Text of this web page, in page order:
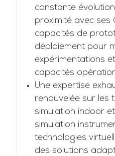
constante
proximité avec ses
capacités de
déploiement pour
expérimentations
capacités
Une expertise
renouvelée sur les
simulation indoor
simulation
technologies
des solutions